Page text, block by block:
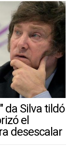
da Silva tildó
el
desescalar